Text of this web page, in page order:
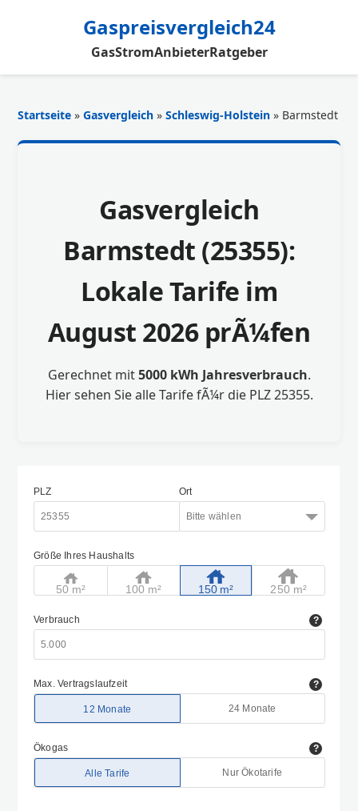
Gaspreisvergleich24
GasStromAnbieterRatgeber
Startseite »Gasvergleich »Schleswig-Holstein » Barmstedt
Gasvergleich
Barmstedt (25355):
Lokale Tarife im
August 2026 prÃ¼fen
Gerechnet mit5000 kWh Jahresverbrauch.
Hier sehen Sie alle Tarife fÃ¼r die PLZ 25355.